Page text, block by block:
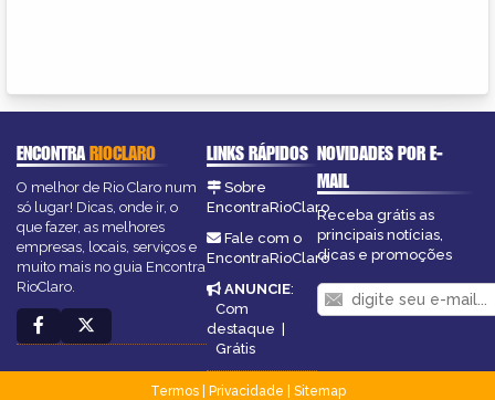
ENCONTRARIOCLARO
O melhor de Rio Claro num
só lugar! Dicas, onde ir, o
que fazer, as melhores
empresas, locais, serviços e
muito mais no guia Encontra
RioClaro.
LINKS RÁPIDOS
Sobre
EncontraRioClaro
Fale com o
EncontraRioClaro
ANUNCIE:
Com
destaque |
Grátis
NOVIDADES POR E-
MAIL
Receba grátis as
principais notícias,
dicas e promoções
Termos| Privacidade
Sitemap